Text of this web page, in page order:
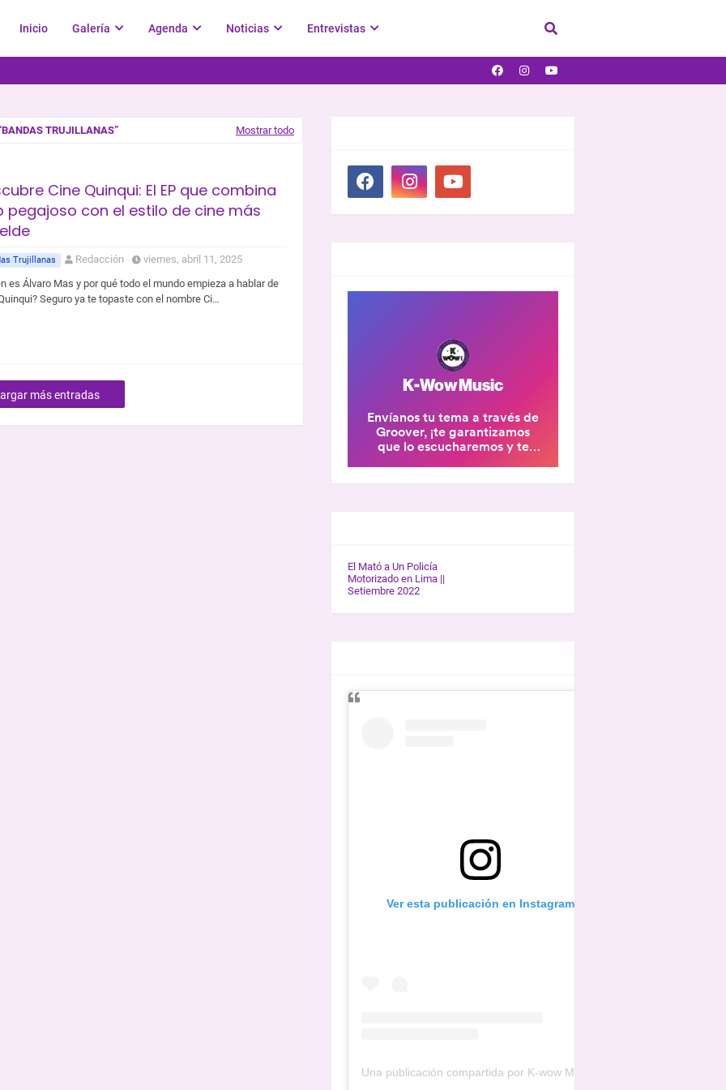
Inicio Galería Agenda Noticias Entrevistas
BANDAS TRUJILLANAS Mostrar todo
Cine Quinqui: El EP que combina
pegajoso con el estilo de cine más
Trujillanas Redacción
viernes, abril 11, 2025
es Álvaro Mas y por qué todo el mundo empieza a hablar de
Seguro ya te topaste con el nombre Ci…
más entradas
El Mató a Un Policía
Motorizado en Lima ||
Setiembre 2022
Ver esta publicación en Instagram